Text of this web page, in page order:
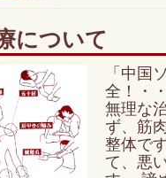
について
「中国
全！・
無理な
ず、筋
整体で
て、悪